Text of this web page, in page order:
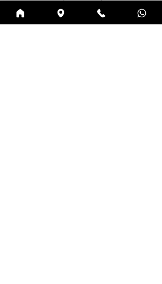
edição 2013